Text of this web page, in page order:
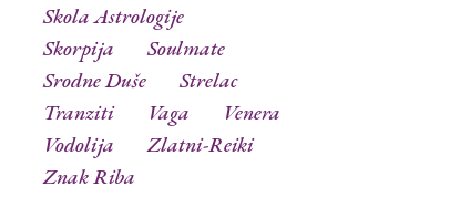
Skola Astrologije
Skorpija
Soulmate
Srodne Duše
Strelac
Tranziti
Vaga
Venera
Vodolija
Zlatni-Reiki
Znak Riba